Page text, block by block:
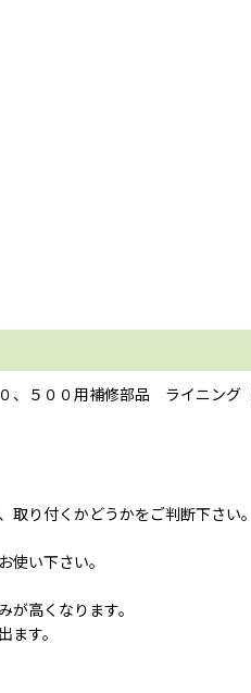
、５００用補修部品 ライニング（
り付くかどうかをご判断下さい。
い下さい。
高くなります。
す。